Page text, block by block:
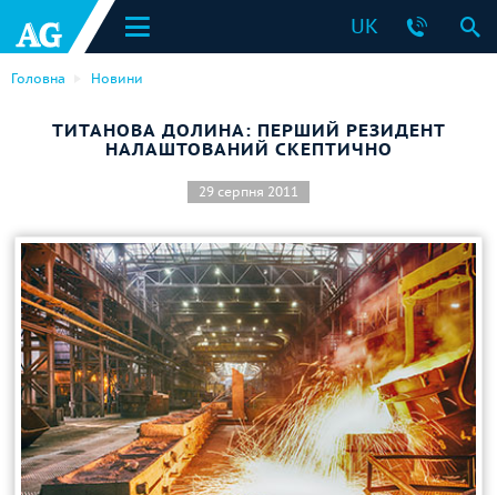
UK
Головна Новини
ТИТАНОВА ДОЛИНА: ПЕРШИЙ РЕЗИДЕНТ
НАЛАШТОВАНИЙ СКЕПТИЧНО
29 серпня 2011